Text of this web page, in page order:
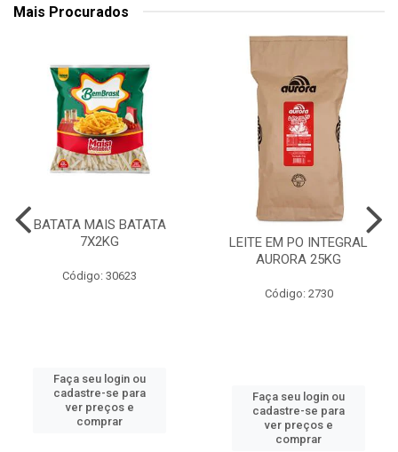
Mais Procurados
BATATA MAIS BATATA
7X2KG
Código: 30623
Faça seu login ou
cadastre-se para
ver preços e
comprar
LEITE EM PO INTEGRAL
AURORA 25KG
Código: 2730
Faça seu login ou
cadastre-se para
ver preços e
comprar